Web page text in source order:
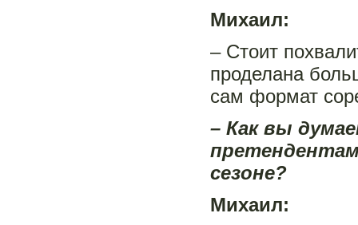
Михаил:
– Стоит
проделана
сам формат
– Как вы
сезоне?
Михаил: